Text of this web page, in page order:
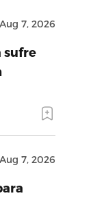
Aug 7, 2026
sufre
Aug 7, 2026